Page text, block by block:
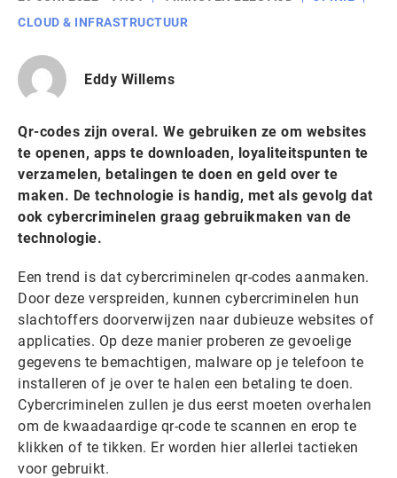
CLOUD & INFRASTRUCTUUR
Eddy Willems
Qr-codes zijn overal. We gebruiken ze om websites
te openen, apps te downloaden, loyaliteitspunten te
verzamelen, betalingen te doen en geld over te
maken. De technologie is handig, met als gevolg dat
ook cybercriminelen graag gebruikmaken van de
technologie.
Een trend is dat cybercriminelen qr-codes aanmaken.
Door deze verspreiden, kunnen cybercriminelen hun
slachtoffers doorverwijzen naar dubieuze websites of
applicaties. Op deze manier proberen ze gevoelige
gegevens te bemachtigen, malware op je telefoon te
installeren of je over te halen een betaling te doen.
Cybercriminelen zullen je dus eerst moeten overhalen
om de kwaadaardige qr-code te scannen en erop te
klikken of te tikken. Er worden hier allerlei tactieken
voor gebruikt.